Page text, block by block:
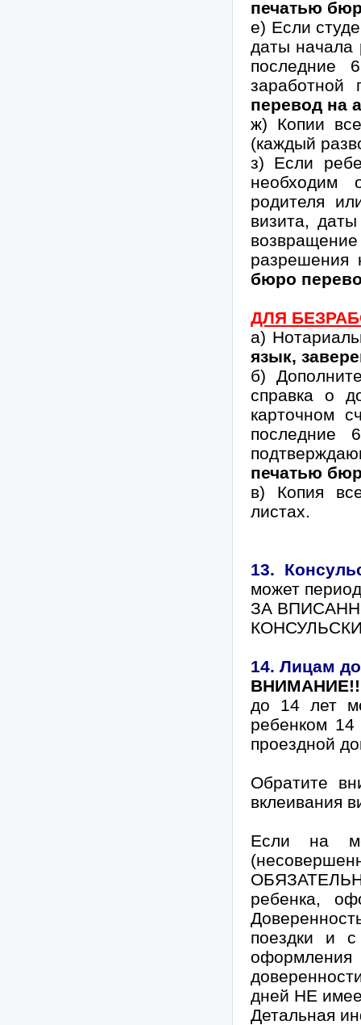
печатью
е) Если
даты начала
последние
перевод на
ж) Копии
(каждый
з) Если
необходим
родителя
визита,
возвращение
бюро
ДЛЯ
а)
язык,
б)
справка о
карточном
последние
печатью
в) Копия
листах.
13.
может
ЗА
14. Лицам
до 14 лет
ребенком 14
проездной
Обратите
вклеивания
Если на
ребенка,
поездки и с
дней НЕ
Детальная